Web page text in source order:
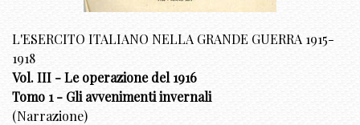
L'ESERCITO ITALIANO NELLA GRANDE GUERRA 1915-
1918
Vol. III - Le operazione del 1916
Tomo 1 - Gli avvenimenti invernali
(Narrazione)